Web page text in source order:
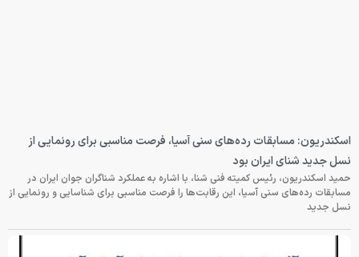
اسکندریون: مسابقات رده‌های سنی آسیا، فرصت مناسبی برای رونمایی از
نسل جدید شنای ایران بود
حمید اسکندریون، رئیس کمیته فنی شنا، با اشاره به عملکرد شناگران جوان ایران در
مسابقات رده‌های سنی آسیا، این رقابت‌ها را فرصت مناسبی برای شناسایی و رونمایی از
نسل جدید